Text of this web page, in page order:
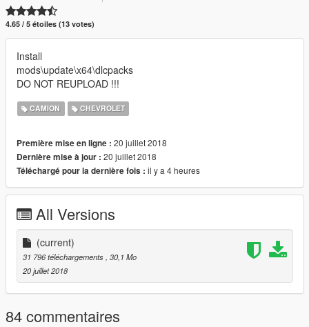
4.65 / 5 étoiles (13 votes)
Install
mods\update\x64\dlcpacks
DO NOT REUPLOAD !!!
CAMION CHEVROLET
Première mise en ligne : 20 juillet 2018
Dernière mise à jour : 20 juillet 2018
Téléchargé pour la dernière fois : il y a 4 heures
All Versions
(current)
31 796 téléchargements , 30,1 Mo
20 juillet 2018
84 commentaires